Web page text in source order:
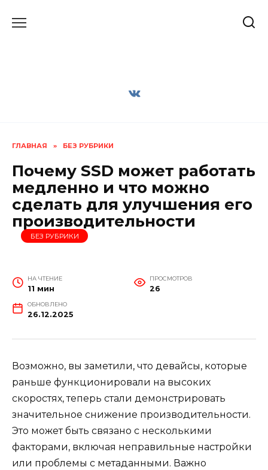
ГЛАВНАЯ » БЕЗ РУБРИКИ
Почему SSD может работать
медленно и что можно
сделать для улучшения его
производительности
БЕЗ РУБРИКИ
НА ЧТЕНИЕ
11 мин
ПРОСМОТРОВ
26
ОБНОВЛЕНО
26.12.2025
Возможно, вы заметили, что девайсы, которые
раньше функционировали на высоких
скоростях, теперь стали демонстрировать
значительное снижение производительности.
Это может быть связано с несколькими
факторами, включая неправильные настройки
или проблемы с метаданными. Важно